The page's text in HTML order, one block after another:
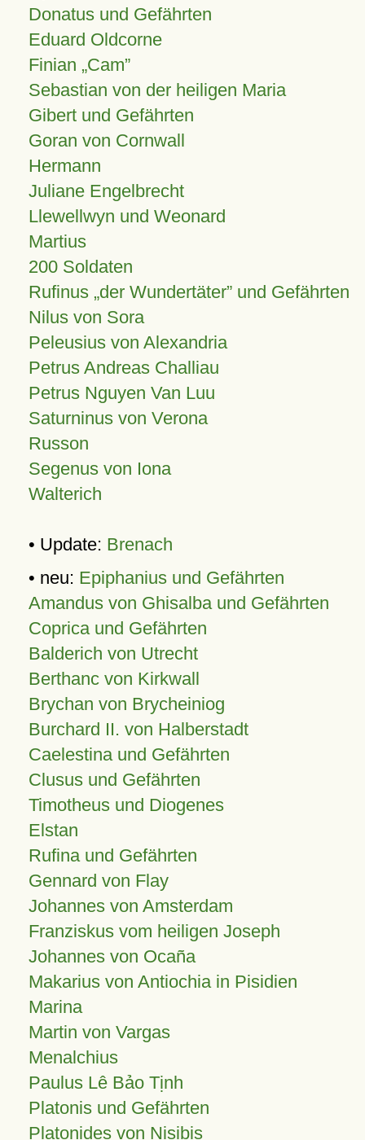
Donatus und Gefährten
Eduard Oldcorne
Finian Cam
Sebastian von der heiligen Maria
Gibert und Gefährten
Goran von Cornwall
Hermann
Juliane Engelbrecht
Llewellwyn und Weonard
Martius
200 Soldaten
Rufinus „der Wundertäter” und Gefährten
Nilus von Sora
Peleusius von Alexandria
Petrus Andreas Challiau
Petrus Nguyen Van Luu
Saturninus von Verona
Russon
Segenus von Iona
Walterich
• Update: Brenach
• neu: Epiphanius und Gefährten
Amandus von Ghisalba und Gefährten
Coprica und Gefährten
Balderich von Utrecht
Berthanc von Kirkwall
Brychan von Brycheiniog
Burchard II. von Halberstadt
Caelestina und Gefährten
Clusus und Gefährten
Timotheus und Diogenes
Elstan
Rufina und Gefährten
Gennard von Flay
Johannes von Amsterdam
Franziskus vom heiligen Joseph
Johannes von Ocaña
Makarius von Antiochia in Pisidien
Marina
Martin von Vargas
Menalchius
Paulus Lê Bảo Tịnh
Platonis und Gefährten
Platonides von Nisibis